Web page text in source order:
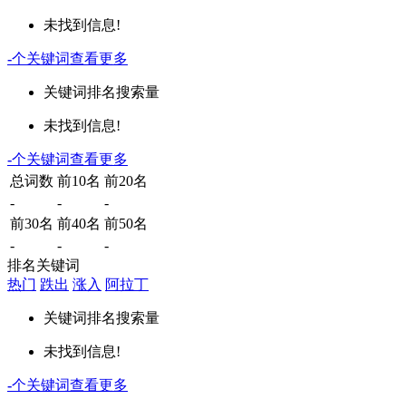
未找到信息!
-个关键词查看更多
关键词排名搜索量
未找到信息!
-个关键词查看更多
总词数 前10名 前20名
-
-
-
前30名 前40名 前50名
-
-
-
排名关键词
热门 跌出 涨入 阿拉丁
关键词排名搜索量
未找到信息!
-个关键词查看更多